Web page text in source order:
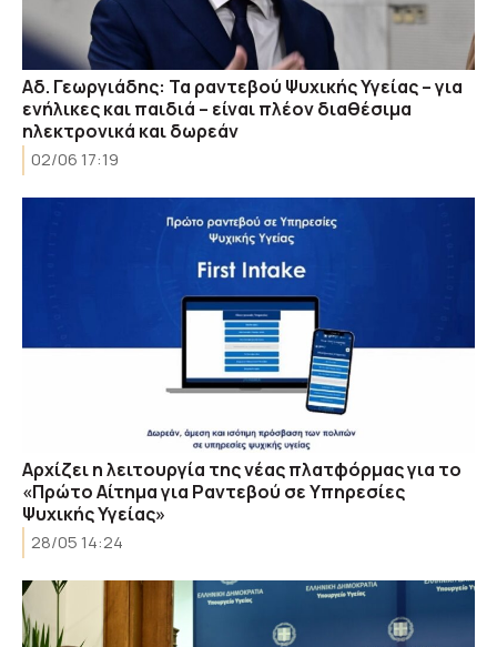
Αδ. Γεωργιάδης: Τα ραντεβού Ψυχικής Υγείας – για
ενήλικες και παιδιά – είναι πλέον διαθέσιμα
ηλεκτρονικά και δωρεάν
02/06 17:19
Αρχίζει η λειτουργία της νέας πλατφόρμας για το
«Πρώτο Αίτημα για Ραντεβού σε Υπηρεσίες
Ψυχικής Υγείας»
28/05 14:24